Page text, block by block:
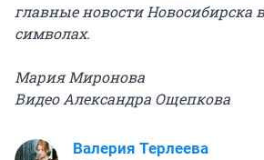
главные новости Новосибирска
символах.
Мария Миронова
Видео Александра Ощепкова
Валерия Терлеева